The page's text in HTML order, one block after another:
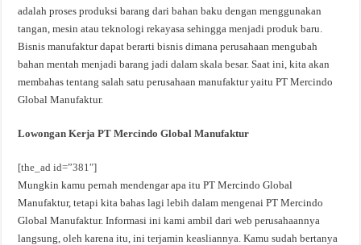
adalah proses produksi barang dari bahan baku dengan menggunakan
tangan, mesin atau teknologi rekayasa sehingga menjadi produk baru.
Bisnis manufaktur dapat berarti bisnis dimana perusahaan mengubah
bahan mentah menjadi barang jadi dalam skala besar. Saat ini, kita akan
membahas tentang salah satu perusahaan manufaktur yaitu PT Mercindo
Global Manufaktur.
Lowongan Kerja PT Mercindo Global Manufaktur
[the_ad id=”381″]
Mungkin kamu pernah mendengar apa itu PT Mercindo Global
Manufaktur, tetapi kita bahas lagi lebih dalam mengenai PT Mercindo
Global Manufaktur. Informasi ini kami ambil dari web perusahaannya
langsung, oleh karena itu, ini terjamin keasliannya. Kamu sudah bertanya